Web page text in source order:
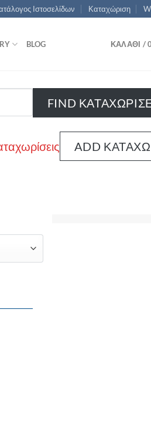
Ιστοσελίδων Καταχώριση
BLOG ΚΑΛΆΘΙ /
ADD